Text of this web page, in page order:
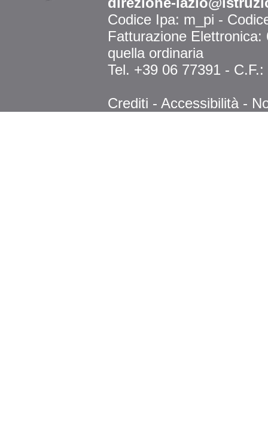
Codice Ipa: m_pi -
Fatturazione
quella ordinaria
Tel. +39 06 77391 -
Crediti - Accessibilità -